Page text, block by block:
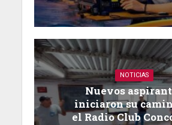
NOTICIAS
Nuevos
iniciaron su
el Radio Club